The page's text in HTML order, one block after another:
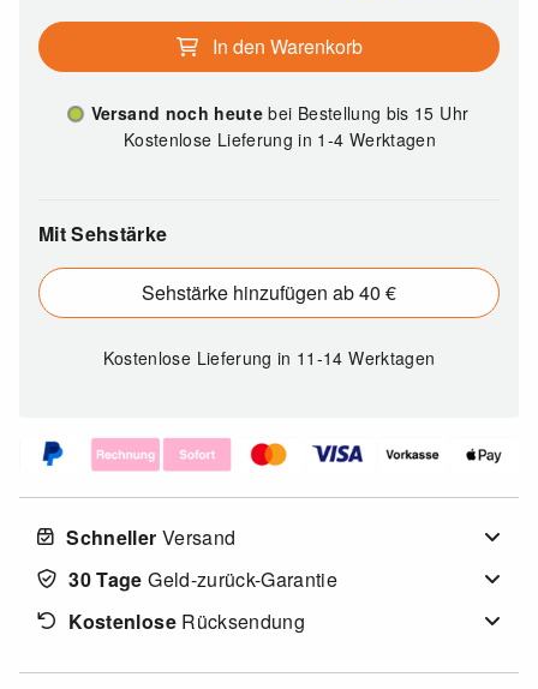
In den Warenkorb
Versand noch heutebei Bestellung bis 15 Uhr
Kostenlose Lieferung in 1-4 Werktagen
Mit Sehstärke
Sehstärke hinzufügen ab 40 €
Kostenlose Lieferungin 11-14 Werktagen
Schneller Versand
30 Tage Geld-zurück-Garantie
KostenloseRücksendung